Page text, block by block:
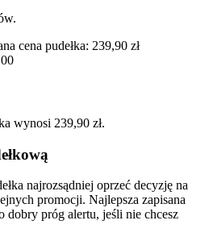
.
cena pudełka: 239,90 zł
wynosi 239,90 zł.
najrozsądniej oprzeć decyzję na
promocji. Najlepsza zapisana
dobry próg alertu, jeśli nie chcesz